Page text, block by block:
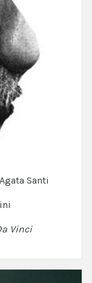
Santi
Vinci